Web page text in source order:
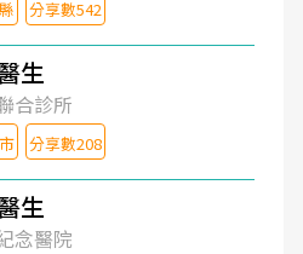
分享數542
生
合診所
分享數208
生
念醫院